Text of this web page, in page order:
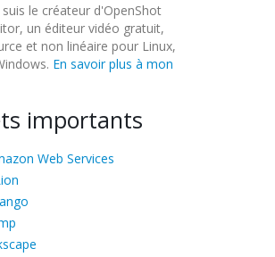
suis le créateur d'OpenShot
un éditeur vidéo gratuit,
et non linéaire pour Linux,
En savoir plus à mon
importants
Web Services